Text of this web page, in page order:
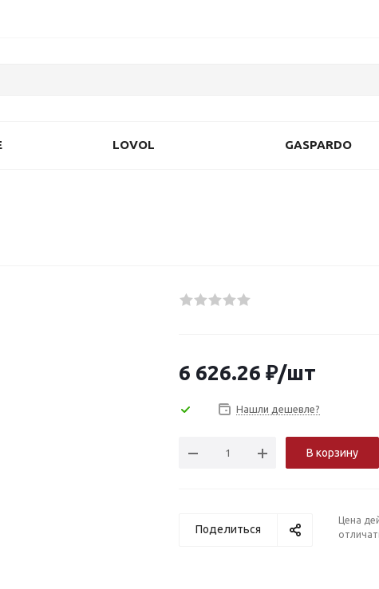
LOVOL GASPARDO
6 626.26 ₽/шт
Нашли дешевле?
В корзину
Поделиться
Цена